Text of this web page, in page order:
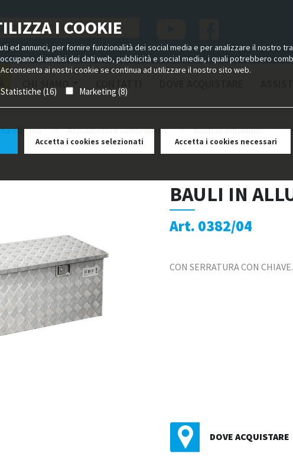
I COOKIE
ed annunci, per fornire funzionalità dei social media e per analizzare il nostro
di analisi dei dati web, pubblicità e social media, i quali potrebbero
ai nostri cookie se continua ad utilizzare il nostro sito web.
Statistiche (16) Marketing (8)
Accetta i cookies selezionati Accetta i cookies necessari
CHI SIAMO
officina Armadietti e contenitori bauli in alluminio
BAULI IN
Art. 0382/04
CON SERRATURA CON CHIAVE.
DOVE ACQUISTARE